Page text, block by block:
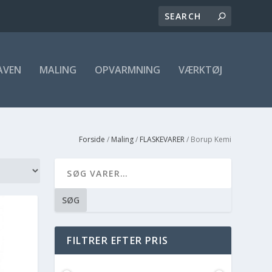
MALING OPVARMNING VÆRKTØJ
Forside / Maling/ FLASKEVARER/ Borup Kemi
SØG
FILTRER EFTER PRIS